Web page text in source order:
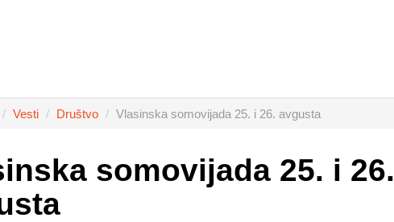
Vesti Društvo Vlasinska somovijada 25. i 26. avgusta
somovijada 25. i 26.